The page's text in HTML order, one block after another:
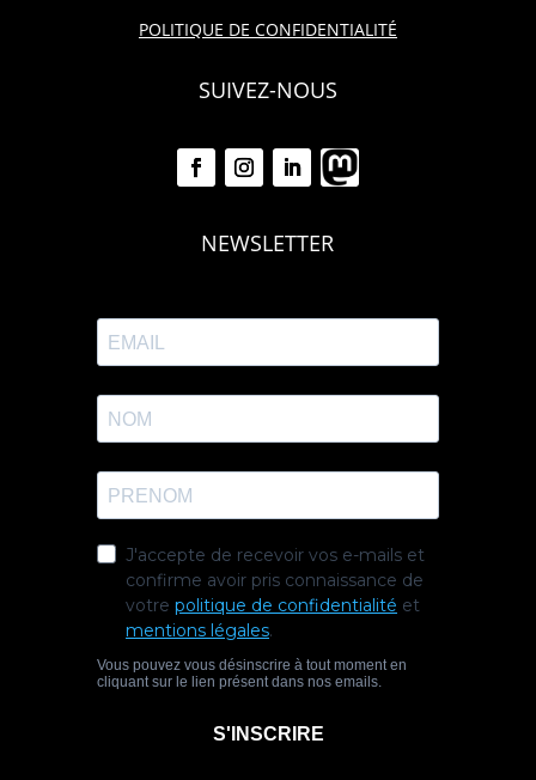
POLITIQUE DE CONFIDENTIALITÉ
SUIVEZ-NOUS
NEWSLETTER